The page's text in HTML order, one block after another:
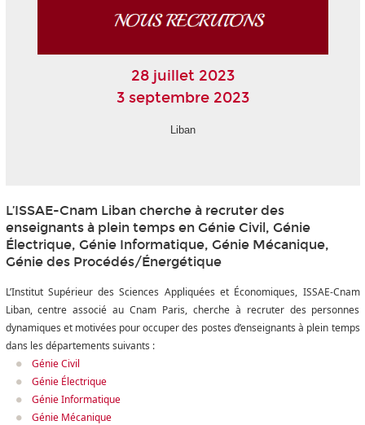
28 juillet 2023
3 septembre 2023
Liban
L’ISSAE-Cnam Liban cherche à recruter des
enseignants à plein temps en Génie Civil, Génie
Électrique, Génie Informatique, Génie Mécanique,
Génie des Procédés/Énergétique
L’Institut Supérieur des Sciences Appliquées et Économiques, ISSAE-Cnam
Liban, centre associé au Cnam Paris, cherche à recruter des personnes
dynamiques et motivées pour occuper des postes d’enseignants à plein temps
dans les départements suivants :
Génie Civil
Génie Électrique
Génie Informatique
Génie Mécanique